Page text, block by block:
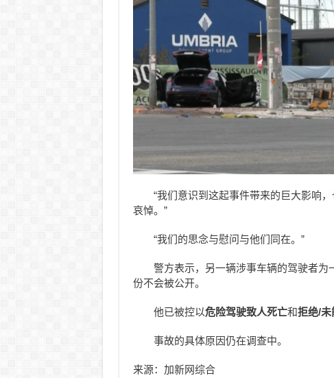
“我们意识到这起事件带来的巨大影响
哀悼。”
“我们的思念与慰问与他们同在。”
警方表示，另一辆涉事车辆的驾驶者为
份不会被公开。
他已被控以危险驾驶致人死亡和拒绝/未
事故的具体原因仍在调查中。
来源：加新网综合